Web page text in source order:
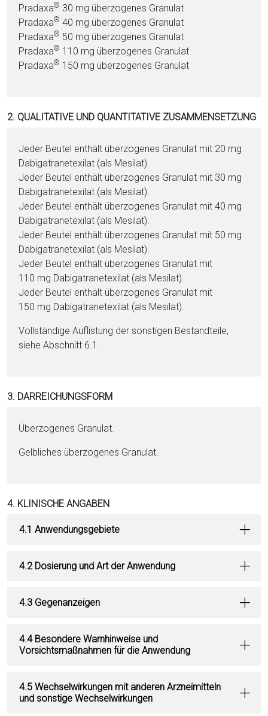
Pradaxa® 30 mg über­zo­ge­nes Granulat
Pradaxa® 40 mg über­zo­ge­nes Granulat
Pradaxa® 50 mg über­zo­ge­nes Granulat
Pradaxa® 110 mg über­zo­ge­nes Granulat
Pradaxa® 150 mg über­zo­ge­nes Granulat
2. QUALITATIVE UND QUANTITATIVE ZUSAMMENSETZUNG
Jeder Beutel enthält über­zo­ge­nes Granulat mit 20 mg
Da­bi­ga­tran­ete­xi­lat (als Mesilat).
Jeder Beutel enthält über­zo­ge­nes Granulat mit 30 mg
Da­bi­ga­tran­ete­xi­lat (als Mesilat).
Jeder Beutel enthält über­zo­ge­nes Granulat mit 40 mg
Da­bi­ga­tran­ete­xi­lat (als Mesilat).
Jeder Beutel enthält über­zo­ge­nes Granulat mit 50 mg
Da­bi­ga­tran­ete­xi­lat (als Mesilat).
Jeder Beutel enthält über­zo­ge­nes Granulat mit
110 mg Da­bi­ga­tran­ete­xi­lat (als Mesilat).
Jeder Beutel enthält über­zo­ge­nes Granulat mit
150 mg Da­bi­ga­tran­ete­xi­lat (als Mesilat).
Vollständige Auflistung der sonstigen Be­stand­tei­le,
siehe Abschnitt 6.1.
3. DARREICHUNGSFORM
Überzogenes Granulat.
Gelbliches über­zo­ge­nes Granulat.
4. KLINISCHE ANGABEN
4.1 Anwendungsgebiete
4.2 Dosierung und Art der Anwendung
4.3 Gegenanzeigen
4.4 Besondere Warnhinweise und
Vorsichtsmaßnahmen für die Anwendung
4.5 Wechselwirkungen mit anderen Arzneimitteln
und sonstige Wechselwirkungen